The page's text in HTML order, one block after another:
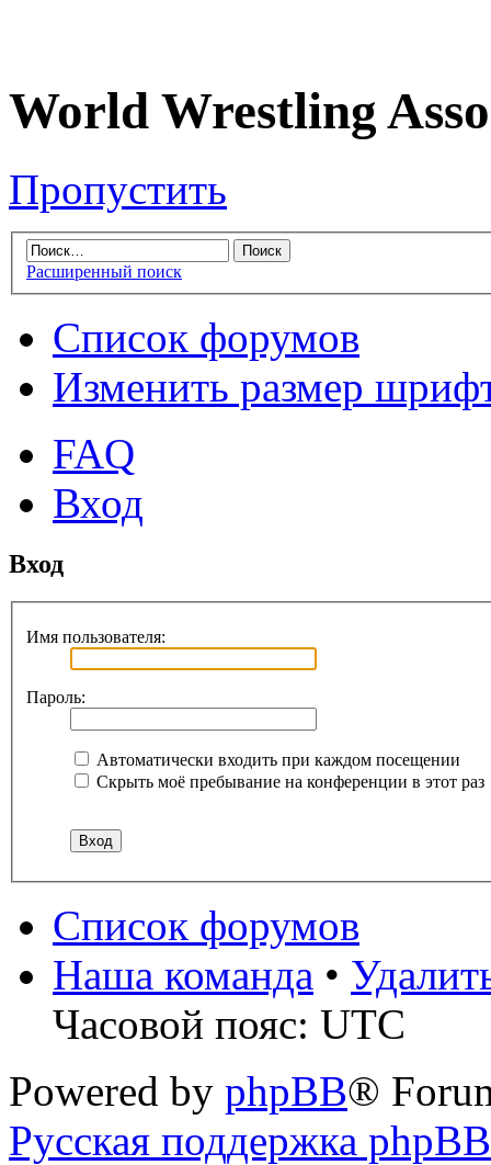
World Wrestling
Пропустить
Расширенный поиск
Список форумов
Изменить размер
FAQ
Вход
Вход
Имя пользователя:
Пароль:
Автоматически входить при каждом посещении
Скрыть моё пребывание на конференции в этот раз
Список форумов
Наша команда •
Часовой пояс: UTC
Powered by phpBB®
Русская поддержка phpBB